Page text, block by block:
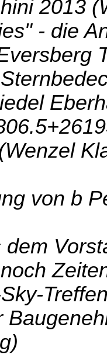
2013
- die
von b
dem